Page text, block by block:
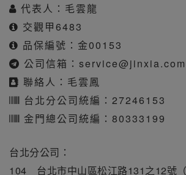
代表人：毛雲龍
交觀甲6483
品保編號：金00153
公司信箱：
聯絡人：毛雲鳳
台北分公司統編：27246153
金門總公司統編：80333199
台北分公司：
104 台北市中山區松江路131之12號（